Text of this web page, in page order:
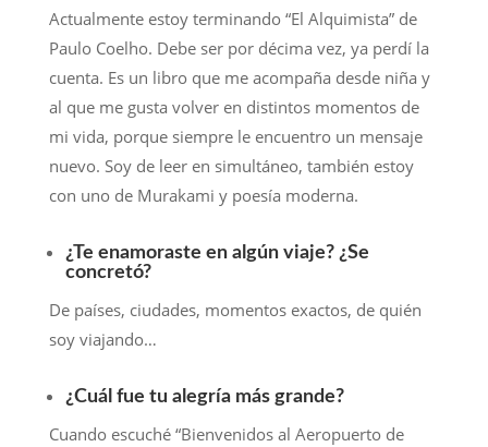
Actualmente estoy terminando “El Alquimista” de
Paulo Coelho. Debe ser por décima vez, ya perdí la
cuenta. Es un libro que me acompaña desde niña y
al que me gusta volver en distintos momentos de
mi vida, porque siempre le encuentro un mensaje
nuevo. Soy de leer en simultáneo, también estoy
con uno de Murakami y poesía moderna.
¿Te enamoraste en algún viaje? ¿Se
concretó?
De países, ciudades, momentos exactos, de quién
soy viajando…
¿Cuál fue tu alegría más grande?
Cuando escuché “Bienvenidos al Aeropuerto de